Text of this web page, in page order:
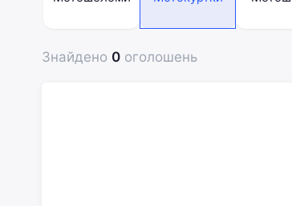
Знайдено 0 оголошень